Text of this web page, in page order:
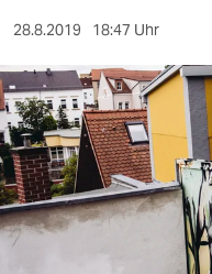
sport
berlin
nord
wahrheit
verlag
28.8.2019 18:47 Uhr